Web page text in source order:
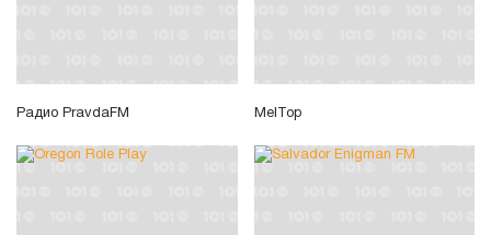
Радио PravdaFM MelTop